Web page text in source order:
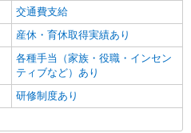
交通費支給
産休・育休取得実績あり
各種手当（家族・役職・インセン
ティブなど）あり
研修制度あり